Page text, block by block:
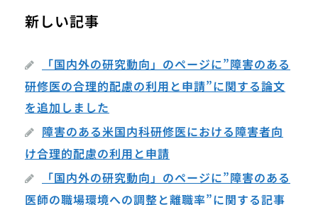
新しい記事
「国内外の研究動向」のページに”障害のある
研修医の合理的配慮の利用と申請”に関する論文
を追加しました
障害のある米国内科研修医における障害者向
け合理的配慮の利用と申請
「国内外の研究動向」のページに”障害のある
医師の職場環境への調整と離職率”に関する記事